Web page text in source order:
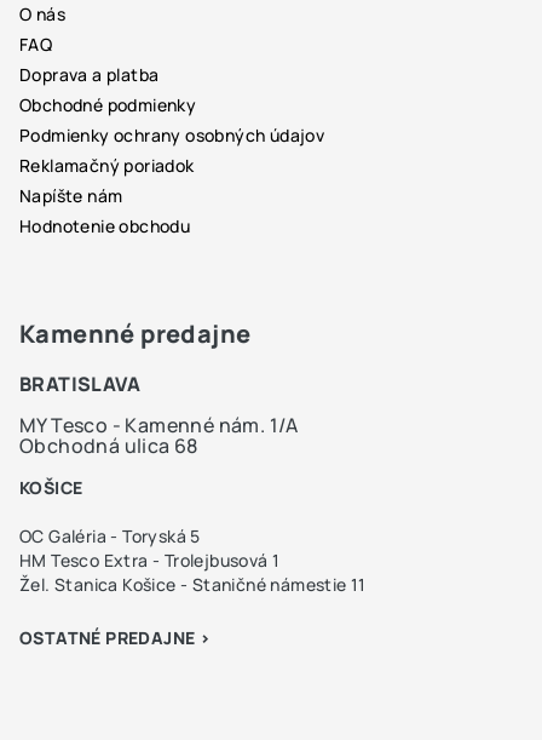
O nás
FAQ
Doprava a platba
Obchodné podmienky
Podmienky ochrany osobných údajov
Reklamačný poriadok
Napíšte nám
Hodnotenie obchodu
Kamenné predajne
BRATISLAVA
MY Tesco - Kamenné nám. 1/A
Obchodná ulica 68
KOŠICE
OC Galéria - Toryská 5
HM Tesco Extra - Trolejbusová 1
Žel. Stanica Košice - Staničné námestie 11
OSTATNÉ PREDAJNE >